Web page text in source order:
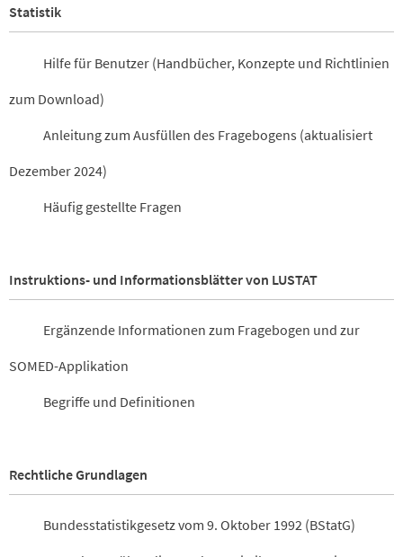
Statistik
Hilfe für Benutzer (Handbücher, Konzepte und Richtlinien
zum Download)
Anleitung zum Ausfüllen des Fragebogens (aktualisiert
Dezember 2024)
Häufig gestellte Fragen
Instruktions- und Informationsblätter von LUSTAT
Ergänzende Informationen zum Fragebogen und zur
SOMED-Applikation
Begriffe und Definitionen
Rechtliche Grundlagen
Bundesstatistikgesetz vom 9. Oktober 1992 (BStatG)